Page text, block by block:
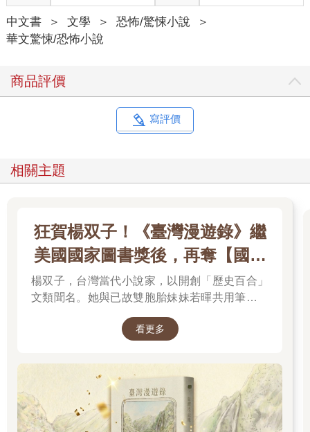
中文書 ＞ 文學 ＞ 恐怖/驚悚小說
＞
華文驚悚/恐怖小說
商品評價
寫評價
相關主題
狂賀楊双子！《臺灣漫遊錄》繼
美國國家圖書獎後，再奪【國際
布克獎】
楊双子，台灣當代小說家，以開創「歷史百合」
文類聞名。她與已故雙胞胎妹妹若暉共用筆名，
入女性同性情誼。其長篇小說《臺灣漫遊錄》透
續斬獲美國國家圖書獎與英國國際布克獎，寫下
華語文學歷史新紀錄，成功讓世界聽見台灣的身
世。
看更多